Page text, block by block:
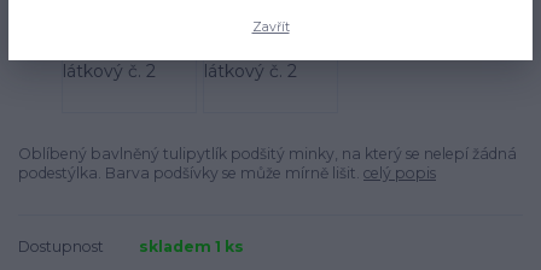
Oblíbený bavlněný tulipytlík podšitý minky, na který se nelepí žádná
podestýlka. Barva podšívky se může mírně lišit. celý popis
Dostupnost
skladem 1 ks
Zavřít